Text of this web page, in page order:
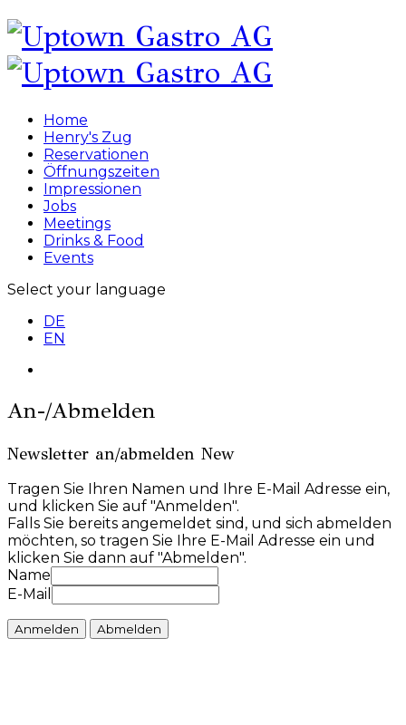
Home
Henry's Zug
Reservationen
Öffnungszeiten
Impressionen
Jobs
Meetings
Drinks & Food
Events
Select your language
DE
EN
An-/Abmelden
Newsletter an/abmelden New
Tragen Sie Ihren Namen und Ihre E-Mail Adresse ein,
und klicken Sie auf "Anmelden".
Falls Sie bereits angemeldet sind, und sich abmelden
möchten, so tragen Sie Ihre E-Mail Adresse ein und
klicken Sie dann auf "Abmelden".
Name
E-Mail